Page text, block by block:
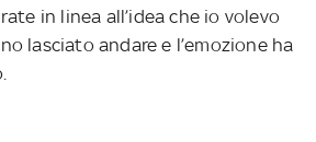
in linea all’ideache io volevo
lasciato andare e l’emozione ha